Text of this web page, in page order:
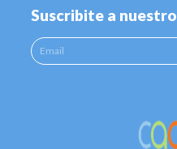
Suscribite a